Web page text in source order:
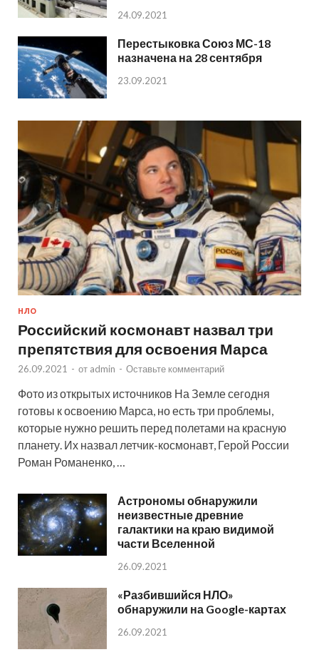
24.09.2021
Перестыковка Союз МС-18
назначена на 28 сентября
23.09.2021
НЛО
Российский космонавт назвал три
препятствия для освоения Марса
26.09.2021 - от admin - Оставьте комментарий
Фото из открытых источников На Земле сегодня
готовы к освоению Марса, но есть три проблемы,
которые нужно решить перед полетами на красную
планету. Их назвал летчик-космонавт, Герой России
Роман Романенко, …
Астрономы обнаружили
неизвестные древние
галактики на краю видимой
части Вселенной
26.09.2021
«Разбившийся НЛО»
обнаружили на Google-картах
26.09.2021